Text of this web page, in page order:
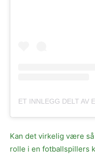
Kan det virkelig være
rolle i en fotballspillers